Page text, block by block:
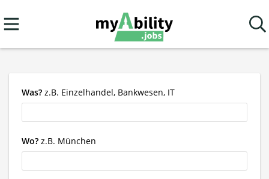
Was? z.B. Einzelhandel, Bankwesen, IT
Wo? z.B. München